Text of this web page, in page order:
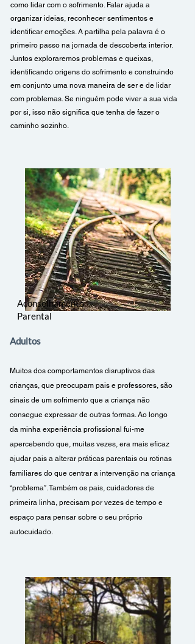
como lidar com o sofrimento. Falar ajuda a
organizar ideias, reconhecer sentimentos e
identificar emoções. A partilha pela palavra é o
primeiro passo na jornada de descoberta interior.
Juntos exploraremos problemas e queixas,
identificando origens do sofrimento e construindo
em conjunto uma nova maneira de ser e de lidar
com problemas. Se ninguém pode viver a sua vida
por si, isso não significa que tenha de fazer o
caminho sozinho.
Aconselhamento
Parental
Adultos
Muitos dos comportamentos disruptivos das
crianças, que preocupam pais e professores, são
sinais de um sofrimento que a criança não
consegue expressar de outras formas. Ao longo
da minha experiência profissional fui-me
apercebendo que, muitas vezes, era mais eficaz
ajudar pais a alterar práticas parentais ou rotinas
familiares do que centrar a intervenção na criança
“problema”. Também os pais, cuidadores de
primeira linha, precisam por vezes de tempo e
espaço para pensar sobre o seu próprio
autocuidado.